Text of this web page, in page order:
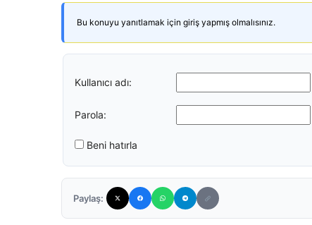
Bu konuyu yanıtlamak için giriş yapmış olmalısınız.
Kullanıcı adı:
Parola:
Beni hatırla
Paylaş: